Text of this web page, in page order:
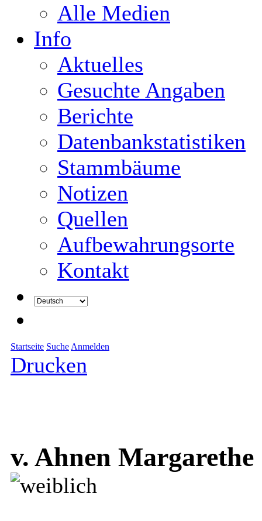
Alle Medien
Info
Aktuelles
Gesuchte Angaben
Berichte
Datenbankstatistiken
Stammbäume
Notizen
Quellen
Aufbewahrungsorte
Kontakt
Startseite Suche Anmelden
Drucken
v. Ahnen Margarethe